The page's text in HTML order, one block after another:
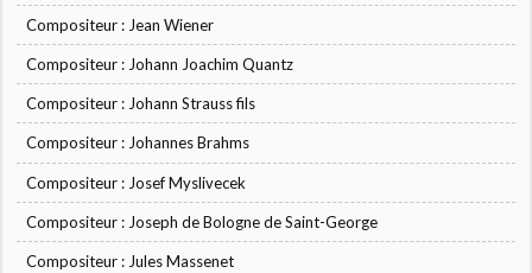
Compositeur : Jean Wiener
Compositeur : Johann Joachim Quantz
Compositeur : Johann Strauss fils
Compositeur : Johannes Brahms
Compositeur : Josef Myslivecek
Compositeur : Joseph de Bologne de Saint-George
Compositeur : Jules Massenet